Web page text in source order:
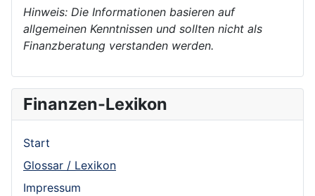
Hinweis: Die Informationen basieren auf
allgemeinen Kenntnissen und sollten nicht als
Finanzberatung verstanden werden.
Finanzen-Lexikon
Start
Glossar / Lexikon
Impressum